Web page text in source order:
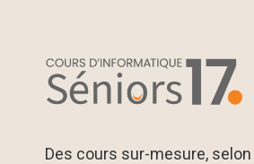
Des cours sur-mesure,